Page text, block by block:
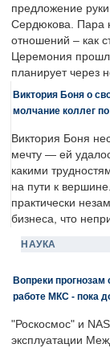
предложение
Сердюкова. Пара
отношений – как
Церемония
планирует через
Виктория Боня о
молчание коллег
Виктория Боня
мечту — ей
какими
на пути к
практически
бизнеса, что
НАУКА
Вопреки прогнозам
работе МКС - пока
"Роскосмос" и
эксплуатации